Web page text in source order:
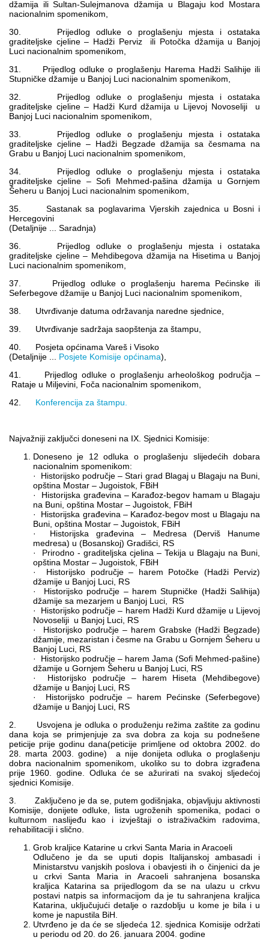
džamija ili Sultan-Sulejmanova džamija u Blagaju kod Mostara
nacionalnim spomenikom,
30. Prijedlog odluke o proglašenju mjesta i ostataka
graditeljske cjeline – Hadži Perviz ili Potočka džamija u Banjoj
Luci nacionalnim spomenikom,
31. Prijedlog odluke o proglašenju Harema Hadži Salihije ili
Stupničke džamije u Banjoj Luci nacionalnim spomenikom,
32. Prijedlog odluke o proglašenju mjesta i ostataka
graditeljske cjeline – Hadži Kurd džamija u Lijevoj Novoseliji u
Banjoj Luci nacionalnim spomenikom,
33. Prijedlog odluke o proglašenju mjesta i ostataka
graditeljske cjeline – Hadži Begzade džamija sa česmama na
Grabu u Banjoj Luci nacionalnim spomenikom,
34. Prijedlog odluke o proglašenju mjesta i ostataka
graditeljske cjeline – Sofi Mehmed-pašina džamija u Gornjem
Šeheru u Banjoj Luci nacionalnim spomenikom,
35. Sastanak sa poglavarima Vjerskih zajednica u Bosni i
Hercegovini
(Detaljnije ... Saradnja)
36. Prijedlog odluke o proglašenju mjesta i ostataka
graditeljske cjeline – Mehdibegova džamija na Hisetima u Banjoj
Luci nacionalnim spomenikom,
37. Prijedlog odluke o proglašenju harema Pećinske ili
Seferbegove džamije u Banjoj Luci nacionalnim spomenikom,
38. Utvrđivanje datuma održavanja naredne sjednice,
39. Utvrđivanje sadržaja saopštenja za štampu,
40. Posjeta općinama Vareš i Visoko
(Detaljnije ... Posjete Komisije općinama),
41. Prijedlog odluke o proglašenju arheološkog područja –
Rataje u Miljevini, Foča nacionalnim spomenikom,
42. Konferencija za štampu.
Najvažniji zaključci doneseni na IX. Sjednici Komisije:
Doneseno je 12 odluka o proglašenju slijedećih dobara
nacionalnim spomenikom:
· Historijsko područje – Stari grad Blagaj u Blagaju na Buni,
opština Mostar – Jugoistok, FBiH
· Historijska građevina – Karađoz-begov hamam u Blagaju
na Buni, opština Mostar – Jugoistok, FBiH
· Historijska građevina – Karađoz-begov most u Blagaju na
Buni, opština Mostar – Jugoistok, FBiH
· Historijska građevina – Medresa (Derviš Hanume
medresa) u (Bosanskoj) Gradišci, RS
· Prirodno - graditeljska cjelina – Tekija u Blagaju na Buni,
opština Mostar – Jugoistok, FBiH
· Historijsko područje – harem Potočke (Hadži Perviz)
džamije u Banjoj Luci, RS
· Historijsko područje – harem Stupničke (Hadži Salihija)
džamije sa mezarjem u Banjoj Luci, RS
· Historijsko područje – harem Hadži Kurd džamije u Lijevoj
Novoseliji u Banjoj Luci, RS
· Historijsko područje – harem Grabske (Hadži Begzade)
džamije, mezaristan i česme na Grabu u Gornjem Šeheru u
Banjoj Luci, RS
· Historijsko područje – harem Jama (Sofi Mehmed-pašine)
džamije u Gornjem Šeheru u Banjoj Luci, RS
· Historijsko područje – harem Hiseta (Mehdibegove)
džamije u Banjoj Luci, RS
· Historijsko područje – harem Pećinske (Seferbegove)
džamije u Banjoj Luci, RS
2. Usvojena je odluka o produženju režima zaštite za godinu
dana koja se primjenjuje za sva dobra za koja su podnešene
peticije prije godinu dana(peticije primljene od oktobra 2002. do
28. marta 2003. godine) a nije donijeta odluka o proglašenju
dobra nacionalnim spomenikom, ukoliko su to dobra izgrađena
prije 1960. godine. Odluka će se ažurirati na svakoj sljedećoj
sjednici Komisije.
3. Zaključeno je da se, putem godišnjaka, objavljuju aktivnosti
Komisije, donijete odluke, lista ugroženih spomenika, podaci o
kulturnom naslijeđu kao i izvještaji o istraživačkim radovima,
rehabilitaciji i slično.
Grob kraljice Katarine u crkvi Santa Maria in Aracoeli
Odlučeno je da se uputi dopis Italijanskoj ambasadi i
Ministarstvu vanjskih poslova i obavjesti ih o činjenici da je
u crkvi Santa Maria in Aracoeli sahranjena bosanska
kraljica Katarina sa prijedlogom da se na ulazu u crkvu
postavi natpis sa informacijom da je tu sahranjena kraljica
Katarina, uključujući detalje o razdoblju u kome je bila i u
kome je napustila BiH.
Utvrđeno je da će se sljedeća 12. sjednica Komisije održati
u periodu od 20. do 26. januara 2004. godine